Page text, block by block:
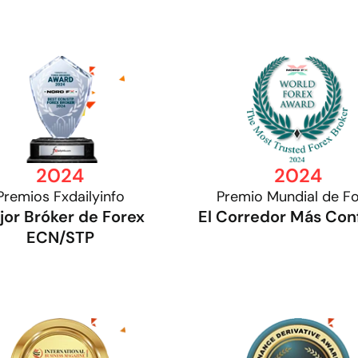
2024
Fxdailyinfo
Bróker de Forex
ECN/STP
2024
Premio Mundial de
El Corredor Más